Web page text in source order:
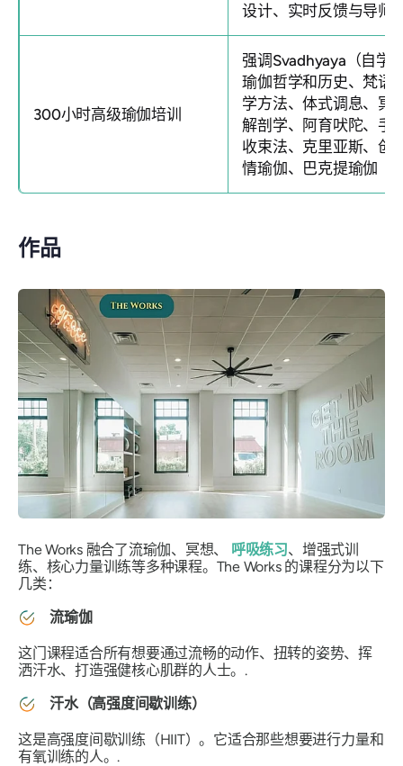
设计、实时反馈与导师
300小时高级瑜伽培训
强调Svadhyaya（自学
瑜伽哲学和历史、梵语
学方法、体式调息、冥
解剖学、阿育吠陀、手
收束法、克里亚斯、创
情瑜伽、巴克提瑜伽
作品
The Works 融合了流瑜伽、冥想、 呼吸练习、增强式训
练、核心力量训练等多种课程。The Works 的课程分为以下
几类：
流瑜伽
这门课程适合所有想要通过流畅的动作、扭转的姿势、挥
洒汗水、打造强健核心肌群的人士。.
汗水（高强度间歇训练）
这是高强度间歇训练（HIIT）。它适合那些想要进行力量和
有氧训练的人。.